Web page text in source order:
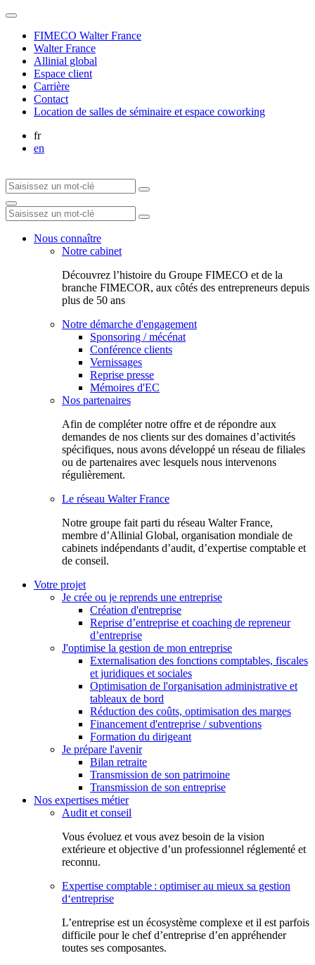
FIMECO Walter France
Walter France
Allinial global
Espace client
Carrière
Contact
Location de salles de séminaire et espace coworking
fr
en
Nous connaître
Notre cabinet
Découvrez l’histoire du Groupe FIMECO et de la
branche FIMECOR, aux côtés des entrepreneurs depuis
plus de 50 ans
Notre démarche d'engagement
Sponsoring / mécénat
Conférence clients
Vernissages
Reprise presse
Mémoires d'EC
Nos partenaires
Afin de compléter notre offre et de répondre aux
demandes de nos clients sur des domaines d’activités
spécifiques, nous avons développé un réseau de filiales
ou de partenaires avec lesquels nous intervenons
régulièrement.
Le réseau Walter France
Notr​e groupe fait parti du réseau Walter France,
membre d’Allinial Global, organisation mondiale de
cabinets indépendants d’audit, d’expertise comptable et
de conseil.
Votre projet
Je crée ou je reprends une entreprise
Création d'entreprise
Reprise d’entreprise et coaching de repreneur
d’entreprise
J'optimise la gestion de mon entreprise
Externalisation des fonctions comptables, fiscales
et juridiques et sociales
Optimisation de l'organisation administrative et
tableaux de bord
Réduction des coûts, optimisation des marges
Financement d'entreprise / subventions
Formation du dirigeant
Je prépare l'avenir
Bilan retraite
Transmission de son patrimoine
Transmission de son entreprise
Nos expertises métier
Audit et conseil
Vous évoluez et vous avez besoin de la vision
extérieure et objective d’un professionnel réglementé et
reconnu.
Expertise comptable : optimiser au mieux sa gestion
d‘entreprise
L’entreprise est un écosystème complexe et il est parfois
difficile pour le chef d’entreprise d’en appréhender
toutes ses composantes.